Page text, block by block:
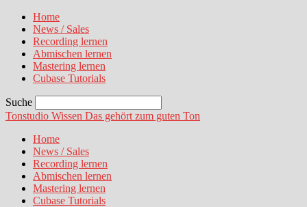
Home
News / Sales
Recording lernen
Abmischen lernen
Mastering lernen
Cubase Tutorials
Suche
Tonstudio Wissen Das gehört zum guten Ton
Home
News / Sales
Recording lernen
Abmischen lernen
Mastering lernen
Cubase Tutorials